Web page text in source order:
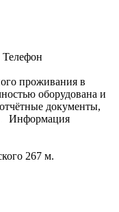
Телефон
проживания в
оборудована и
документы,
Информация
267 м.